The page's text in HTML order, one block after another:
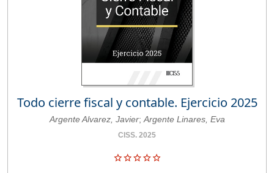
Todo cierre fiscal y contable. Ejercicio 2025
Argente Alvarez, Javier; Argente Linares, Eva
CISS. 2025